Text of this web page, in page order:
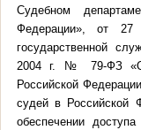
Судебном
Федерации», от
государственной
2004 г. № 79-ФЗ «О
Российской
судей в
обеспечении